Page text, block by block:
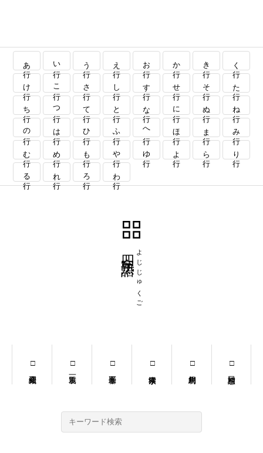
あ行 い行 う行 え行 お行 か行 き行 く行
け行 こ行 さ行 し行 す行 せ行 そ行 た行
ち行 つ行 て行 と行 な行 に行 ぬ行 ね行
の行 は行 ひ行 ふ行 へ行 ほ行 ま行 み行
む行 め行 も行 や行 ゆ行 よ行 ら行 り行
る行 れ行 ろ行 わ行
よじじゅくご